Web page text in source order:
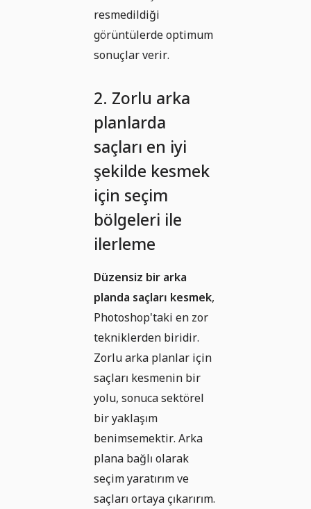
resmedildiği
görüntülerde optimum
sonuçlar verir.
2. Zorlu arka
planlarda
saçları en iyi
şekilde kesmek
için seçim
bölgeleri ile
ilerleme
Düzensiz bir arka
planda saçları kesmek,
Photoshop'taki en zor
tekniklerden biridir.
Zorlu arka planlar için
saçları kesmenin bir
yolu, sonuca sektörel
bir yaklaşım
benimsemektir. Arka
plana bağlı olarak
seçim yaratırım ve
saçları ortaya çıkarırım.